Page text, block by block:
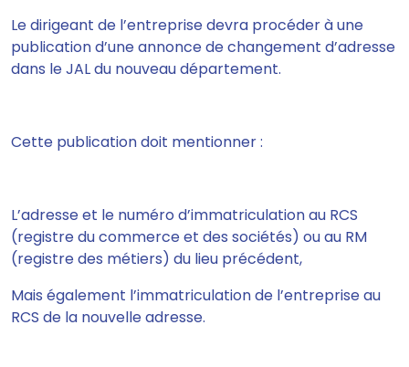
Le dirigeant de l’entreprisedevra procéder à une
publication d’une annonce de changement d’adresse
dans le JAL du nouveau département.
Cette publication doit mentionner :
L’adresse et le numéro d’immatriculation au RCS
(registre du commerce et des sociétés) ou au RM
(registre des métiers) du lieu précédent,
Mais également l’immatriculation de l’entreprise au
RCS de la nouvelle adresse.